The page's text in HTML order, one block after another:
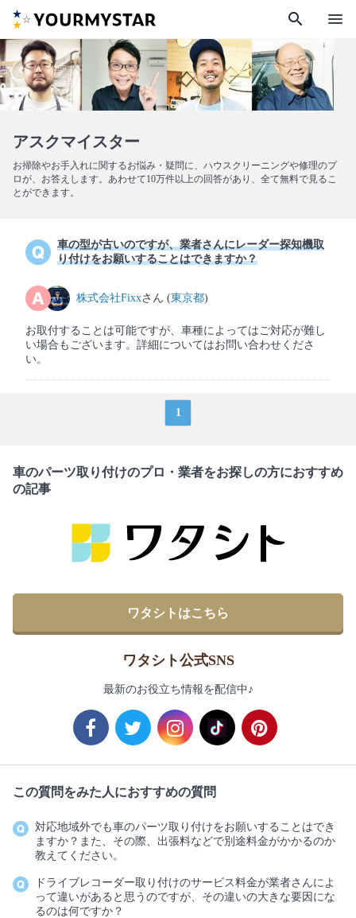
search menu
アスクマイスター
お掃除やお手入れに関するお悩み・疑問に、ハウスクリーニングや修理のプ
ロが、お答えします。あわせて10万件以上の回答があり、全て無料で見るこ
とができます。
車の型が古いのですが、業者さんにレーダー探知機取
り付けをお願いすることはできますか？
株式会社Fixxさん (東京都)
お取付することは可能ですが、車種によってはご対応が難し
い場合もございます。詳細についてはお問い合わせくださ
い。
1
車のパーツ取り付けのプロ・業者をお探しの方におすすめ
の記事
ワタシトはこちら
ワタシト公式SNS
最新のお役立ち情報を配信中♪
この質問をみた人におすすめの質問
対応地域外でも車のパーツ取り付けをお願いすることはでき
ますか？また、その際、出張料などで別途料金がかかるのか
教えてください。
ドライブレコーダー取り付けのサービス料金が業者さんによ
って違いがあると思うのですが、その違いの大きな要因にな
るのは何ですか？